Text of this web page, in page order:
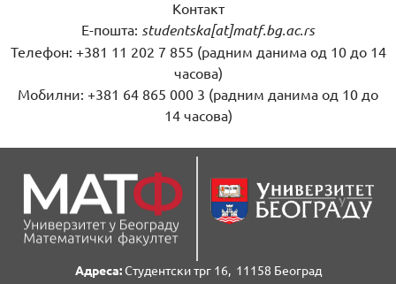
Контакт
Е-пошта: studentska[at]matf.bg.ac.rs
Телефон: +381 11 202 7 855 (радним данима од 10 до 14
часова)
Мобилни: +381 64 865 000 3 (радним данима од 10 до
14 часова)
Адреса:Студентски трг 16, 11158 Београд